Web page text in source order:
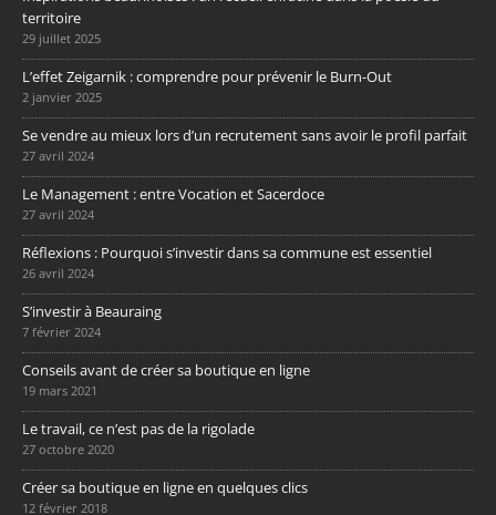
territoire
29 juillet 2025
L’effet Zeigarnik : comprendre pour prévenir le Burn-Out
2 janvier 2025
Se vendre au mieux lors d’un recrutement sans avoir le profil parfait
27 avril 2024
Le Management : entre Vocation et Sacerdoce
27 avril 2024
Réflexions : Pourquoi s’investir dans sa commune est essentiel
26 avril 2024
S’investir à Beauraing
7 février 2024
Conseils avant de créer sa boutique en ligne
19 mars 2021
Le travail, ce n’est pas de la rigolade
27 octobre 2020
Créer sa boutique en ligne en quelques clics
12 février 2018